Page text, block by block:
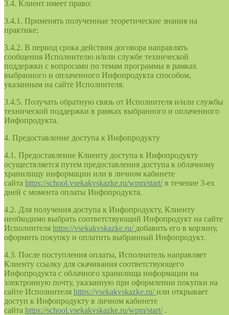
3.4. Клиент имеет право:
3.4.1. Применять полученные теоретические знания на
практике;
3.4.2. В период срока действия договора направлять
сообщения Исполнителю и/или службе технической
поддержки с вопросами по темам программы в рамках
выбранного и оплаченного Инфопродукта способом,
указанным на сайте Исполнителя.
3.4.5. Получать обратную связь от Исполнителя и/или службы
технической поддержки в рамках выбранного и оплаченного
Инфопродукта.
4. Предоставление доступа к Инфопродукту
4.1. Предоставление Клиенту доступа к Инфопродукту
осуществляется путем предоставления доступа к облачному
хранилищу информации или в личном кабинете
сайта https://school.vsekakvskazke.ru/wpm/start/в течение 3-ех
дней с момента оплаты Инфопродукта.
4.2. Для получения доступа к Инфопродукту, Клиенту
необходимо выбрать соответствующий Инфопродукт на сайте
Исполнителя https://vsekakvskazke.ru/ добавить его в корзину,
оформить покупку и оплатить выбранный Инфопродукт.
4.3. После поступления оплаты, Исполнитель направляет
Клиенту ссылку для скачивания соответствующего
Инфопродукта с облачного хранилища информации на
электронную почту, указанную при оформлении покупки на
сайте Исполнителя https://vsekakvskazke.ru/или открывает
доступ к Инфопродукту в личном кабинете
сайта https://school.vsekakvskazke.ru/wpm/start/.